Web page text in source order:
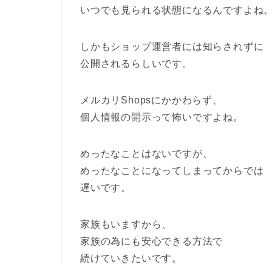
いつでも見られる状態になるんですよね。
しかもショップ運営者には知らされずに
公開されるらしいです。
メルカリShopsにかかわらず、
個人情報の開示って怖いですよね。
めったなことはないですが、
めったなことになってしまってからでは
遅いです。
家族もいますから、
家族の為にも安心できる方法で
続けていきたいです。